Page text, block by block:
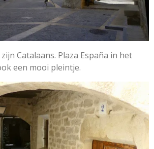
Catalaans. Plaza España in het
een mooi pleintje.